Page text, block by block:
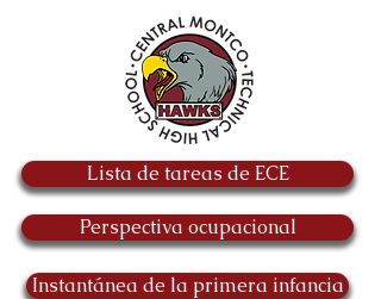
Lista de tareas de ECE
Perspectiva ocupacional
Instantánea de la primera infancia